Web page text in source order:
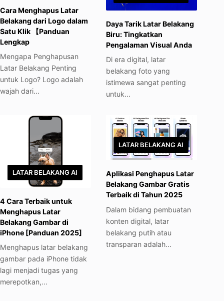
Cara Menghapus Latar
Belakang dari Logo dalam
Satu Klik 【Panduan
Lengkap
Mengapa Penghapusan
Latar Belakang Penting
untuk Logo? Logo adalah
wajah dari...
Daya Tarik Latar Belakang
Biru: Tingkatkan
Pengalaman Visual Anda
Di era digital, latar
belakang foto yang
istimewa sangat penting
untuk...
LATAR BELAKANG AI
4 Cara Terbaik untuk
Menghapus Latar
Belakang Gambar di
iPhone [Panduan 2025]
Menghapus latar belakang
gambar pada iPhone tidak
lagi menjadi tugas yang
merepotkan,...
LATAR BELAKANG AI
Aplikasi Penghapus Latar
Belakang Gambar Gratis
Terbaik di Tahun 2025
Dalam bidang pembuatan
konten digital, latar
belakang putih atau
transparan adalah...